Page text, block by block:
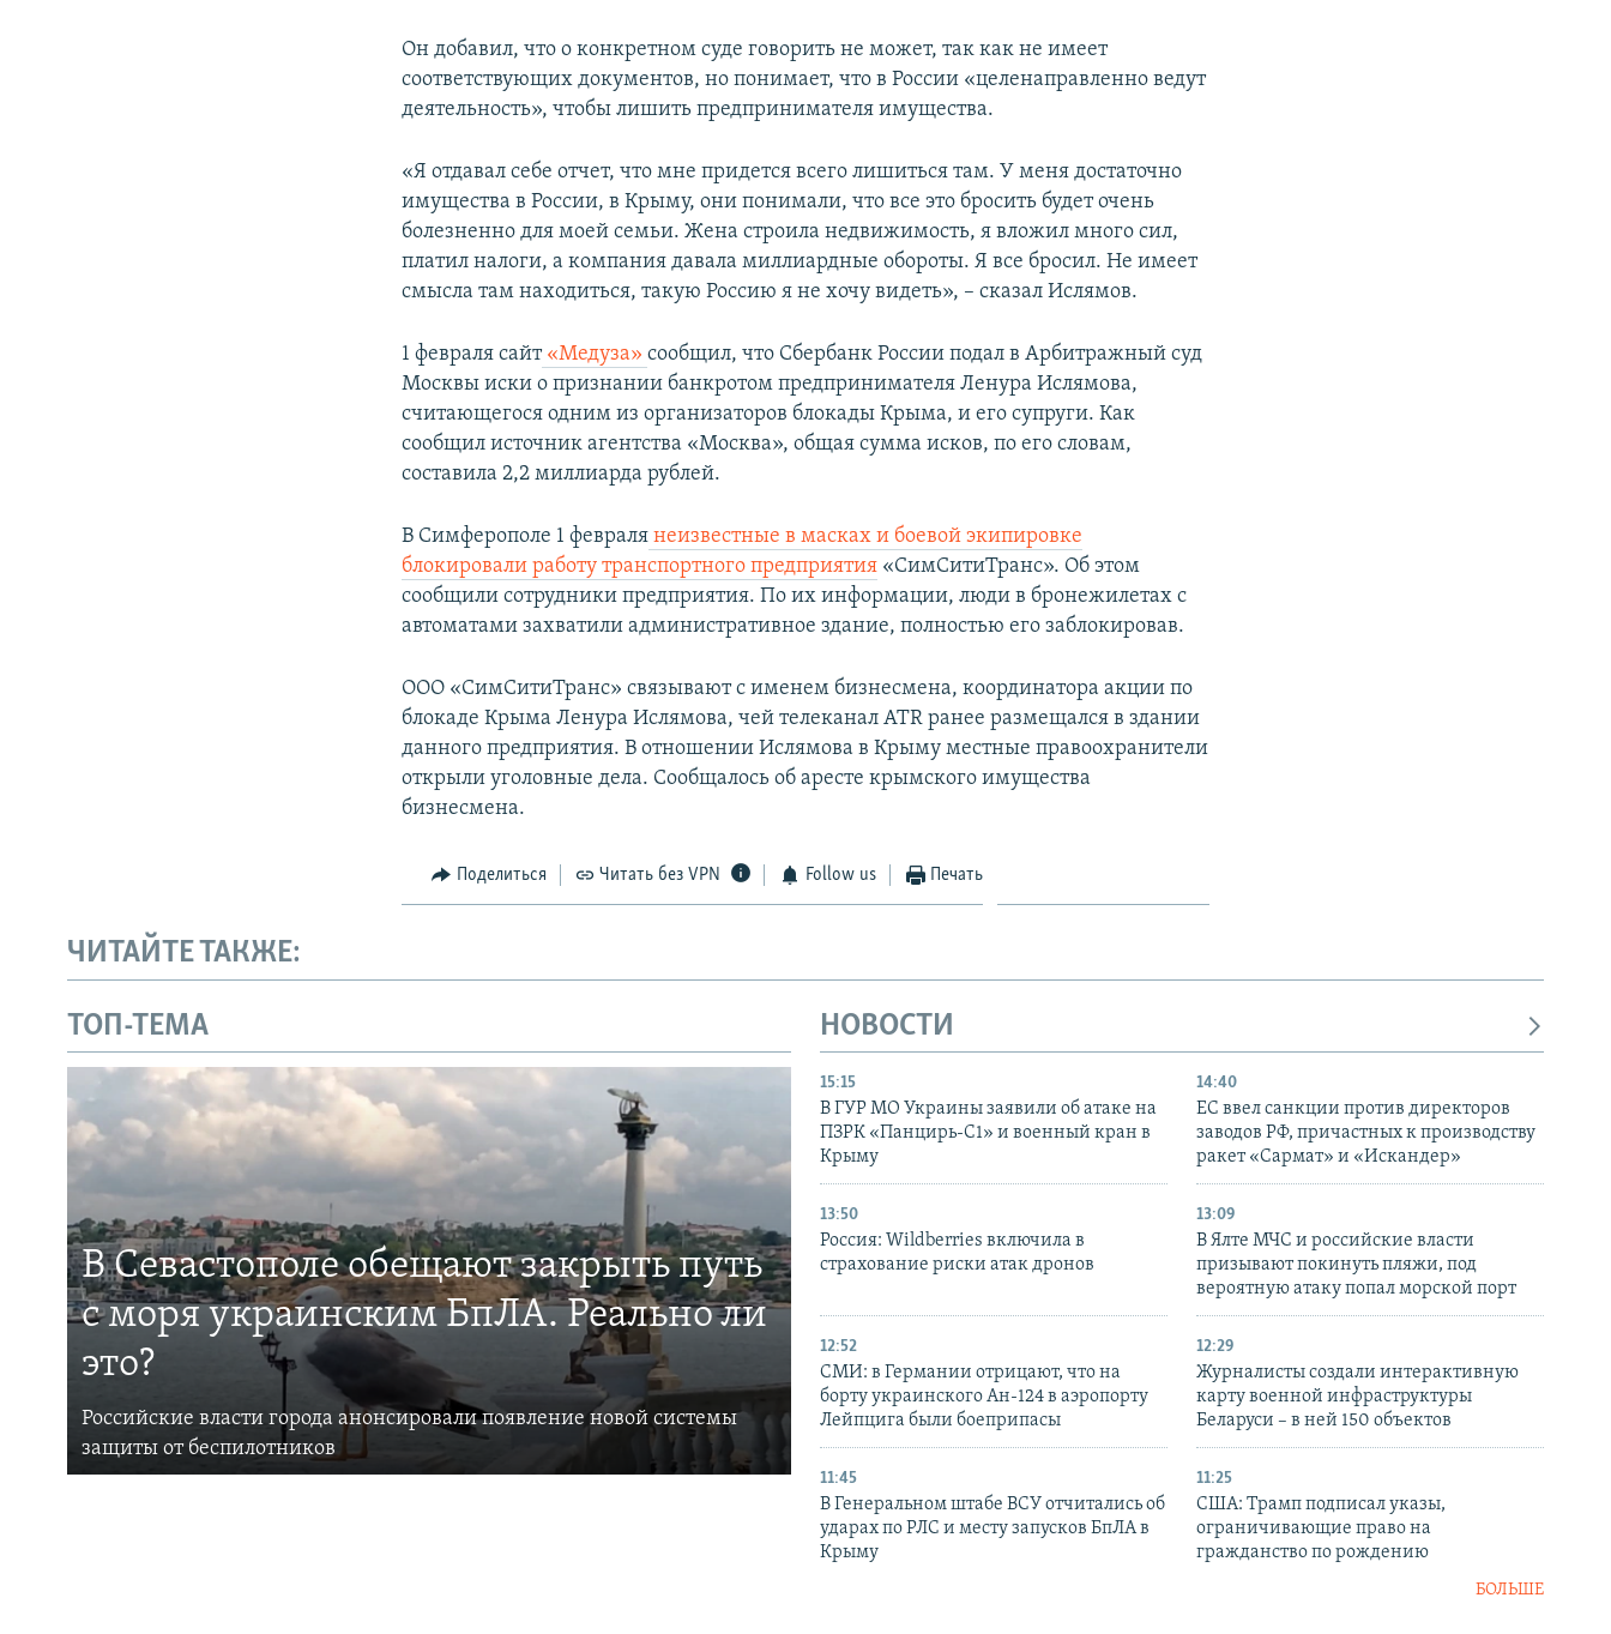
Он добавил, что о конкретном суде говорить не может, так как не имеет
соответствующих документов, но понимает, что в России «целенаправленно ведут
деятельность», чтобы лишить предпринимателя имущества.
«Я отдавал себе отчет, что мне придется всего лишиться там. У меня достаточно
имущества в России, в Крыму, они понимали, что все это бросить будет очень
болезненно для моей семьи. Жена строила недвижимость, я вложил много сил,
платил налоги, а компания давала миллиардные обороты. Я все бросил. Не имеет
смысла там находиться, такую Россию я не хочу видеть», – сказал Ислямов.
1 февраля сайт«Медуза»сообщил, что Сбербанк России подал в Арбитражный суд
Москвы иски о признании банкротом предпринимателя Ленура Ислямова,
считающегося одним из организаторов блокады Крыма, и его супруги. Как
сообщил источник агентства «Москва», общая сумма исков, по его словам,
составила 2,2 миллиарда рублей.
В Симферополе 1 февраля неизвестные в масках и боевой экипировке
блокировали работу транспортного предприятия «СимСитиТранс». Об этом
сообщили сотрудники предприятия. По их информации, люди в бронежилетах с
автоматами захватили административное здание, полностью его заблокировав.
ООО «СимСитиТранс» связывают с именем бизнесмена, координатора акции по
блокаде Крыма Ленура Ислямова, чей телеканал ATR ранее размещался в здании
данного предприятия. В отношении Ислямова в Крыму местные правоохранители
открыли уголовные дела. Сообщалось об аресте крымского имущества
бизнесмена.
Поделиться Читать без VPN Follow us Печать
ЧИТАЙТЕ ТАКЖЕ:
ТОП-ТЕМА
В Севастополе обещают закрыть путь
с моря украинским БпЛА. Реально ли
это?
Российские власти города анонсировали появление новой системы
защиты от беспилотников
НОВОСТИ
15:15
В ГУР МО Украины заявили об атаке на
ПЗРК «Панцирь-С1» и военный кран в
Крыму
14:40
ЕС ввел санкции против директоров
заводов РФ, причастных к производству
ракет «Сармат» и «Искандер»
13:50
Россия: Wildberries включила в
страхование риски атак дронов
13:09
В Ялте МЧС и российские власти
призывают покинуть пляжи, под
вероятную атаку попал морской порт
12:52
СМИ: в Германии отрицают, что на
борту украинского Ан-124 в аэропорту
Лейпцига были боеприпасы
12:29
Журналисты создали интерактивную
карту военной инфраструктуры
Беларуси – в ней 150 объектов
11:45
В Генеральном штабе ВСУ отчитались об
ударах по РЛС и месту запусков БпЛА в
Крыму
11:25
США: Трамп подписал указы,
ограничивающие право на
гражданство по рождению
БОЛЬШЕ